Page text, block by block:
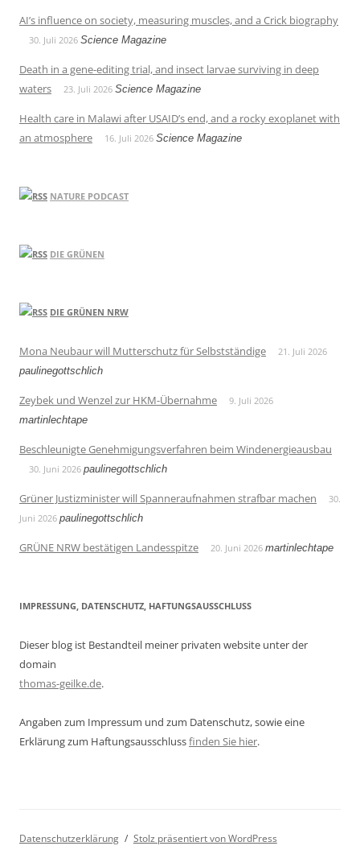
AI’s influence on society, measuring muscles, and a Crick biography
30. Juli 2026 Science Magazine
Death in a gene-editing trial, and insect larvae surviving in deep
waters
23. Juli 2026 Science Magazine
Health care in Malawi after USAID’s end, and a rocky exoplanet with
an atmosphere
16. Juli 2026 Science Magazine
NATURE PODCAST
DIE GRÜNEN
DIE GRÜNEN NRW
Mona Neubaur will Mutterschutz für Selbstständige
21. Juli 2026
paulinegottschlich
Zeybek und Wenzel zur HKM-Übernahme
9. Juli 2026
martinlechtape
Beschleunigte Genehmigungsverfahren beim Windenergieausbau
30. Juni 2026 paulinegottschlich
Grüner Justizminister will Spanneraufnahmen strafbar machen
30.
Juni 2026 paulinegottschlich
GRÜNE NRW bestätigen Landesspitze 20. Juni 2026 martinlechtape
IMPRESSUNG, DATENSCHUTZ, HAFTUNGSAUSSCHLUSS
Dieser blog ist Bestandteil meiner privaten website unter der
domain
thomas-geilke.de.
Angaben zum Impressum und zum Datenschutz, sowie eine
Erklärung zum Haftungsausschlussfinden Sie hier.
Datenschutzerklärung Stolz präsentiert von WordPress